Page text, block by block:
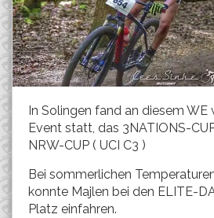
In Solingen fand an diesem WE
Event statt, das 3NATIONS-
NRW-CUP ( UCI C3 )
Bei sommerlichen
konnte Majlen bei den ELITE-
Platz einfahren.